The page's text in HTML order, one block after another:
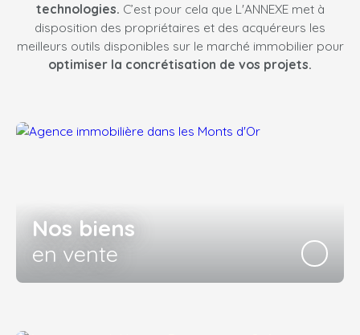
technologies. C’est pour cela que L'ANNEXE met à
disposition des propriétaires et des acquéreurs les
meilleurs outils disponibles sur le marché immobilier pour
optimiser la concrétisation de vos projets.
Nos biens
en vente